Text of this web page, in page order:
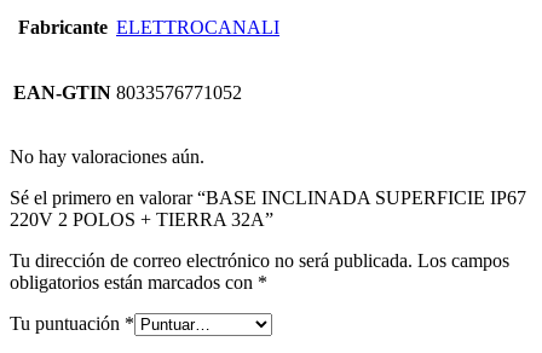
Fabricante ELETTROCANALI
EAN-GTIN 8033576771052
No hay valoraciones aún.
Sé el primero en valorar “BASE INCLINADA SUPERFICIE IP67
220V 2 POLOS + TIERRA 32A”
Tu dirección de correo electrónico no será publicada. Los campos
obligatorios están marcados con *
Tu puntuación *